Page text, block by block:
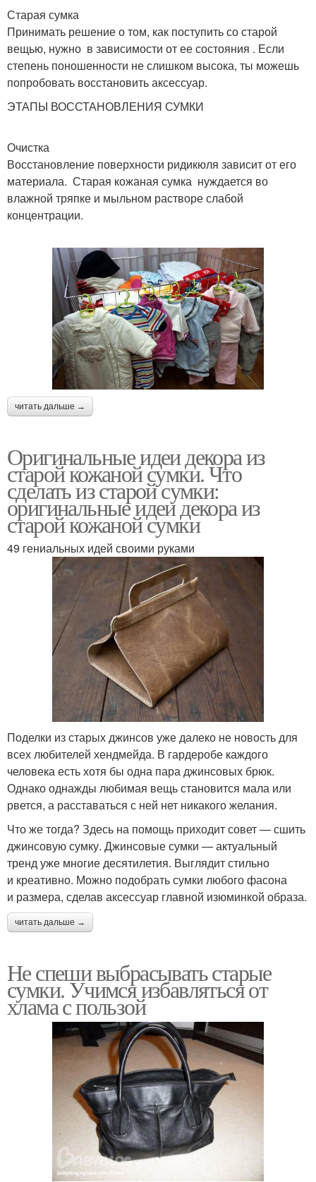
Старая сумка
Принимать решение о том, как поступить со старой
вещью, нужно в зависимости от ее состояния . Если
степень поношенности не слишком высока, ты можешь
попробовать восстановить аксессуар.
ЭТАПЫ ВОССТАНОВЛЕНИЯ СУМКИ
Очистка
Восстановление поверхности ридикюля зависит от его
материала. Старая кожаная сумка нуждается во
влажной тряпке и мыльном растворе слабой
концентрации.
читать дальше →
Оригинальные идеи декора из
старой кожаной сумки. Что
сделать из старой сумки:
оригинальные идеи декора из
старой кожаной сумки
49 гениальных идей своими руками
Поделки из старых джинсов уже далеко не новость для
всех любителей хендмейда. В гардеробе каждого
человека есть хотя бы одна пара джинсовых брюк.
Однако однажды любимая вещь становится мала или
рвется, а расставаться с ней нет никакого желания.
Что же тогда? Здесь на помощь приходит совет — сшить
джинсовую сумку. Джинсовые сумки — актуальный
тренд уже многие десятилетия. Выглядит стильно
и креативно. Можно подобрать сумки любого фасона
и размера, сделав аксессуар главной изюминкой образа.
читать дальше →
Не спеши выбрасывать старые
сумки. Учимся избавляться от
хлама с пользой